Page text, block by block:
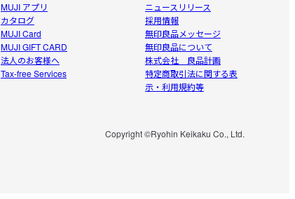
MUJI アプリ
カタログ
MUJI Card
MUJI GIFT CARD
法人のお客様へ
Tax-free Services
ニュースリリース
採用情報
無印良品メッセージ
無印良品について
株式会社 良品計画
特定商取引法に関する表
示・利用規約等
Copyright ©Ryohin Keikaku Co., Ltd.